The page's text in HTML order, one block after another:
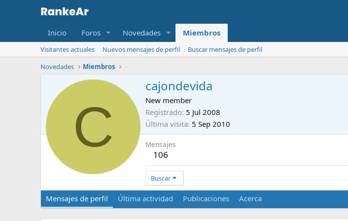
Inicio Foros Novedades Miembros
Visitantes actuales Nuevos mensajes de perfil
Buscar mensajes de perfil
Novedades
Miembros
C
cajondevida
New member
Registrado 5 Jul 2008
Última visita 5 Sep 2010
Mensajes
106
Buscar
Mensajes de perfil Última actividad Publicaciones Acerca